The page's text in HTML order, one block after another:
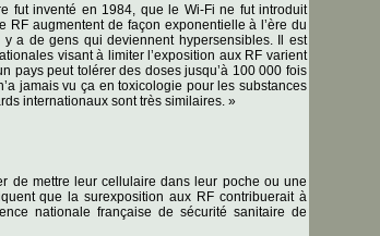
fut inventé en 1984, que le Wi-Fi ne fut introduit
RF augmentent de façon exponentielle à l’ère du
a de gens qui deviennent hypersensibles. Il est
visant à limiter l’exposition aux RF varient
pays peut tolérer des doses jusqu’à 100 000 fois
jamais vu ça en toxicologie pour les substances
internationaux sont très similaires. »
de mettre leur cellulaire dans leur poche ou une
que la surexposition aux RF contribuerait à
nationale française de sécurité sanitaire de